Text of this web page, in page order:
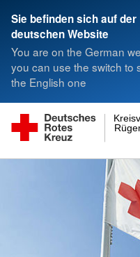
Sie befinden sich auf der
deutschen Website
You are on the German
you can use the switch to
the English one